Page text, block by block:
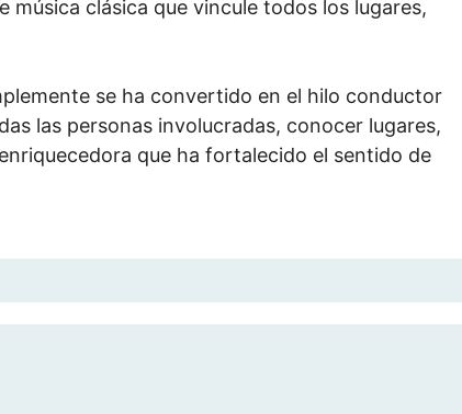
clásica que vincule todos los lugares,
se ha convertido en el hilo conductor
las personas involucradas, conocer lugares,
que ha fortalecido el sentido de